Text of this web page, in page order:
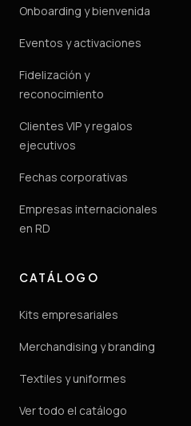
Onboarding y bienvenida
Eventos y activaciones
Fidelización y
reconocimiento
Clientes VIP y regalos
ejecutivos
Fechas corporativas
Empresas internacionales
en RD
CATÁLOGO
Kits empresariales
Merchandising y branding
Textiles y uniformes
Ver todo el catálogo